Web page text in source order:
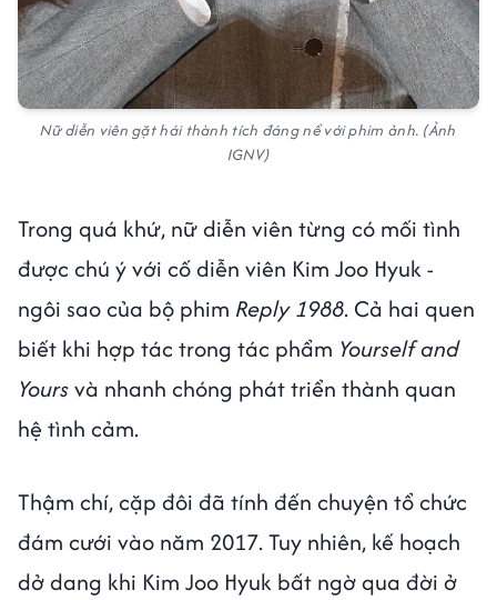
Nữ diễn viên gặt hái thành tích đáng nể với phim ảnh. (Ảnh
IGNV)
Trong quá khứ, nữ diễn viên từng có mối tình
được chú ý với cố diễn viên Kim Joo Hyuk -
ngôi sao của bộ phim Reply 1988. Cả hai quen
biết khi hợp tác trong tác phẩm Yourself and
Yoursvà nhanh chóng phát triển thành quan
hệ tình cảm.
Thậm chí, cặp đôi đã tính đến chuyện tổ chức
đám cưới vào năm 2017. Tuy nhiên, kế hoạch
dở dang khi Kim Joo Hyuk bất ngờ qua đời ở